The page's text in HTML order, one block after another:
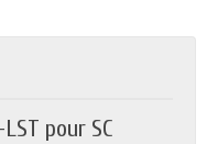
pour SC